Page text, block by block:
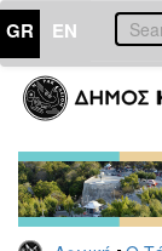
GR EN
ΤΟΠΟΣ
ΜΑΣ
Αρχείο